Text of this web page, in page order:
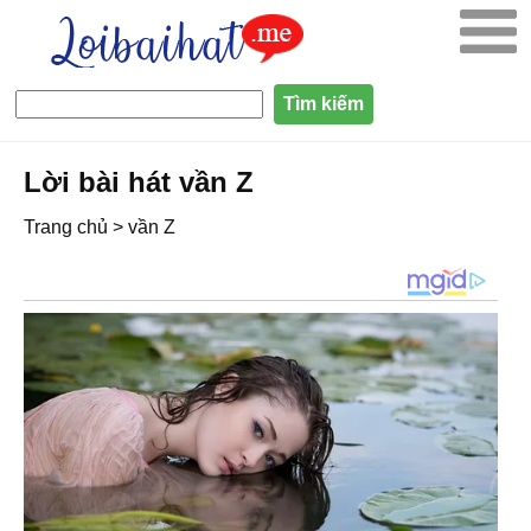
Lời bài hát vần Z
Trang chủ > vần Z